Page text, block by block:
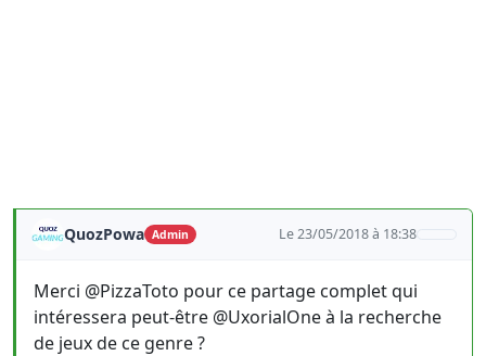
QuozPowa Admin Le 23/05/2018 à 18:38
Merci @PizzaToto pour ce partage complet qui
intéressera peut-être @UxorialOne à la recherche
de jeux de ce genre ?